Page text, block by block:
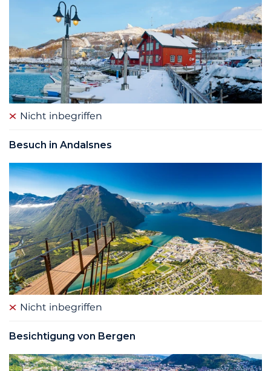
Nicht inbegriffen
Besuch in Andalsnes
Nicht inbegriffen
Besichtigung von Bergen